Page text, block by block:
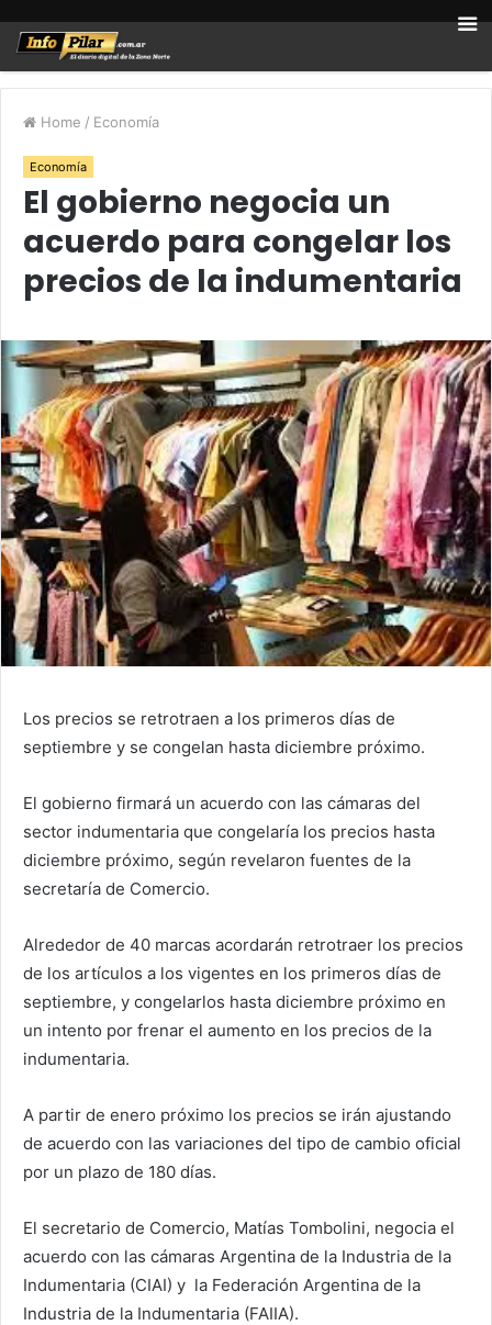
Home / Economía
Economía
El gobierno negocia un
acuerdo para congelar los
precios de la indumentaria
Los precios se retrotraen a los primeros días de
septiembre y se congelan hasta diciembre próximo.
El gobierno firmará un acuerdo con las cámaras del
sector indumentaria que congelaría los precios hasta
diciembre próximo, según revelaron fuentes de la
secretaría de Comercio.
Alrededor de 40 marcas acordarán retrotraer los precios
de los artículos a los vigentes en los primeros días de
septiembre, y congelarlos hasta diciembre próximo en
un intento por frenar el aumento en los precios de la
indumentaria.
A partir de enero próximo los precios se irán ajustando
de acuerdo con las variaciones del tipo de cambio oficial
por un plazo de 180 días.
El secretario de Comercio, Matías Tombolini, negocia el
acuerdo con las cámaras Argentina de la Industria de la
Indumentaria (CIAI) y la Federación Argentina de la
Industria de la Indumentaria (FAIIA).